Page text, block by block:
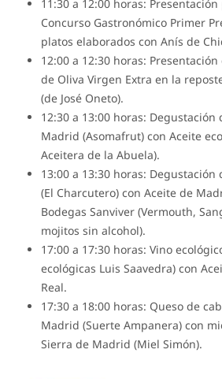
11:30 a 12:00 horas:
Concurso Gastronómico Primer
platos elaborados con Anís de
12:00 a 12:30 horas:
de Oliva Virgen Extra en la
(de José Oneto).
12:30 a 13:00 horas: Degustación
Madrid (Asomafrut) con Aceite
Aceitera de la Abuela).
13:00 a 13:30 horas: Degustación
(El Charcutero) con Aceite de
Bodegas Sanviver (Vermouth,
mojitos sin alcohol).
17:00 a 17:30 horas: Vino
ecológicas Luis Saavedra) con
Real.
17:30 a 18:00 horas: Queso de
Madrid (Suerte Ampanera) con
Sierra de Madrid (Miel Simón).